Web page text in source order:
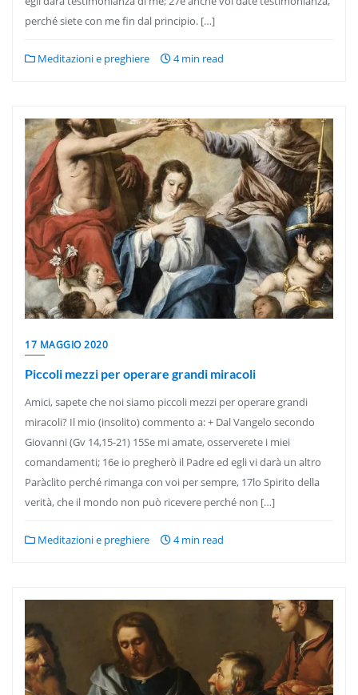
perché siete con me fin dal principio. […]
Meditazioni e preghiere 4 min read
17 MAGGIO 2020
Piccoli mezzi per operare grandi miracoli
Amici, sapete che noi siamo piccoli mezzi per operare grandi
miracoli? Il mio (insolito) commento a: + Dal Vangelo secondo
Giovanni (Gv 14,15-21) 15Se mi amate, osserverete i miei
comandamenti; 16e io pregherò il Padre ed egli vi darà un altro
Paràclito perché rimanga con voi per sempre, 17lo Spirito della
verità, che il mondo non può ricevere perché non […]
Meditazioni e preghiere 4 min read